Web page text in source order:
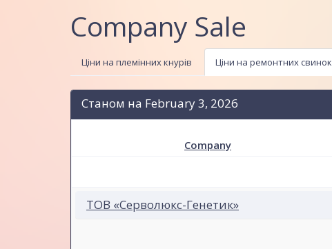
Company Sale
Ціни на племінних кнурів Ціни на ремонтних свинок
Станом на February 3, 2026
Company
ТОВ «Серволюкс-Генетик»